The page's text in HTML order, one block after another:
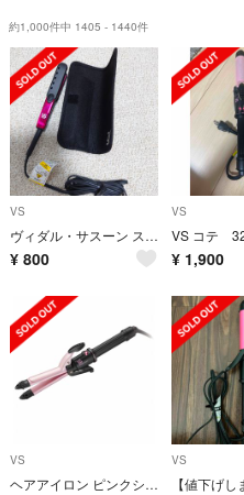
約1,000件中 1405 - 1440件
VS
ヴィダル・サスーン ストレートヘアアイロン
¥ 800
VS
VS コテ
¥ 1,900
VS
ヘアアイロン ピンクシリーズ 2WAY 25mm VSI-2573/PJ
VS